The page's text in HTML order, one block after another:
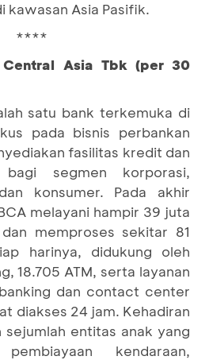
kawasan Asia Pasifik.
****
Central Asia Tbk (per 30
satu bank terkemuka di
pada bisnis perbankan
fasilitas kredit dan
bagi segmen korporasi,
konsumer. Pada akhir
melayani hampir 39 juta
memproses sekitar 81
harinya, didukung oleh
18.705 ATM, serta layanan
dan contact center
diakses 24 jam. Kehadiran
sejumlah entitas anak yang
kendaraan,